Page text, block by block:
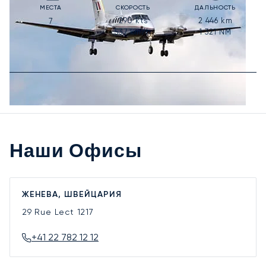
МЕСТА
7
СКОРОСТЬ
290kts
537km/h
ДАЛЬНОСТЬ
2 446km
1 321NM
Наши Офисы
ЖЕНЕВА, ШВЕЙЦАРИЯ
29 Rue Lect 1217
+41 22 782 12 12